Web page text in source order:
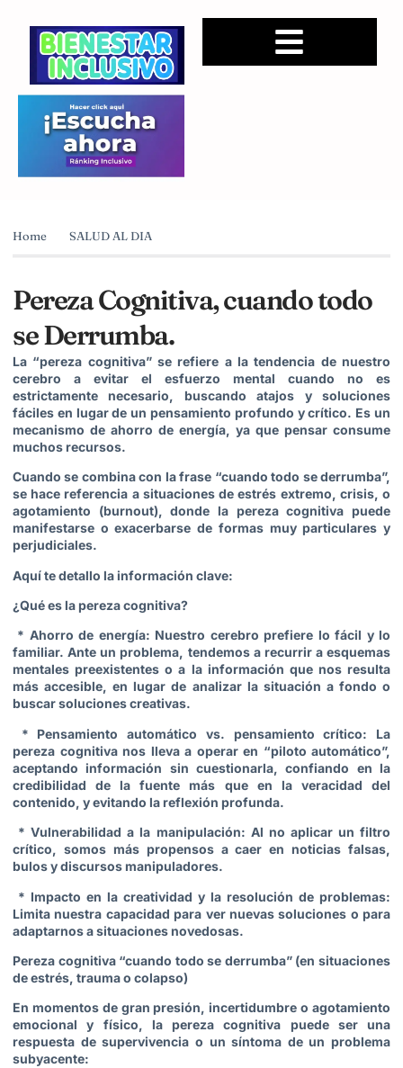
Home SALUD AL DIA
Pereza Cognitiva, cuando todo
se Derrumba.
La “pereza cognitiva” se refiere a la tendencia de nuestro
cerebro a evitar el esfuerzo mental cuando no es
estrictamente necesario, buscando atajos y soluciones
fáciles en lugar de un pensamiento profundo y crítico. Es un
mecanismo de ahorro de energía, ya que pensar consume
muchos recursos.
Cuando se combina con la frase “cuando todo se derrumba”,
se hace referencia a situaciones de estrés extremo, crisis, o
agotamiento (burnout), donde la pereza cognitiva puede
manifestarse o exacerbarse de formas muy particulares y
perjudiciales.
Aquí te detallo la información clave:
¿Qué es la pereza cognitiva?
* Ahorro de energía: Nuestro cerebro prefiere lo fácil y lo
familiar. Ante un problema, tendemos a recurrir a esquemas
mentales preexistentes o a la información que nos resulta
más accesible, en lugar de analizar la situación a fondo o
buscar soluciones creativas.
* Pensamiento automático vs. pensamiento crítico: La
pereza cognitiva nos lleva a operar en “piloto automático”,
aceptando información sin cuestionarla, confiando en la
credibilidad de la fuente más que en la veracidad del
contenido, y evitando la reflexión profunda.
* Vulnerabilidad a la manipulación: Al no aplicar un filtro
crítico, somos más propensos a caer en noticias falsas,
bulos y discursos manipuladores.
* Impacto en la creatividad y la resolución de problemas:
Limita nuestra capacidad para ver nuevas soluciones o para
adaptarnos a situaciones novedosas.
Pereza cognitiva “cuando todo se derrumba” (en situaciones
de estrés, trauma o colapso)
En momentos de gran presión, incertidumbre o agotamiento
emocional y físico, la pereza cognitiva puede ser una
respuesta de supervivencia o un síntoma de un problema
subyacente: